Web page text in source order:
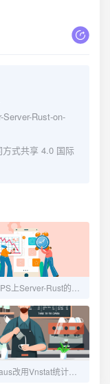
Rust-on-
式共享 4.0 国际